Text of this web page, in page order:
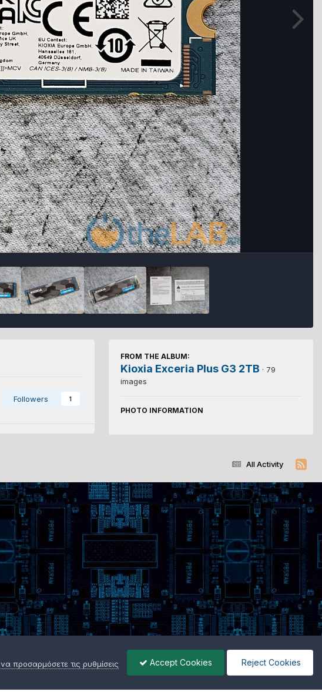
Followers 1
FROM THE ALBUM:
Kioxia Exceria Plus G3 2TB · 79
images
PHOTO INFORMATION
All Activity
να προσαρμόσετε τις ρυθμίσεις
Accept Cookies Reject Cookies